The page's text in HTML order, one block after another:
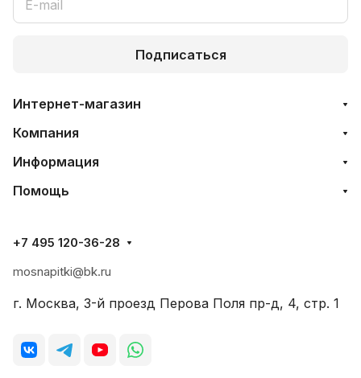
Подписаться
Интернет-магазин
Компания
Информация
Помощь
+7 495 120-36-28
mosnapitki@bk.ru
г. Москва, 3-й проезд Перова Поля пр-д, 4, стр. 1